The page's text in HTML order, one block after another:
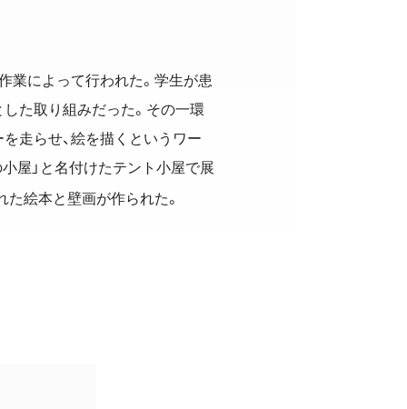
業によって行われた。学生が患
た取り組みだった。その一環
走らせ、絵を描くというワー
屋」と名付けたテント小屋で展
絵本と壁画が作られた。